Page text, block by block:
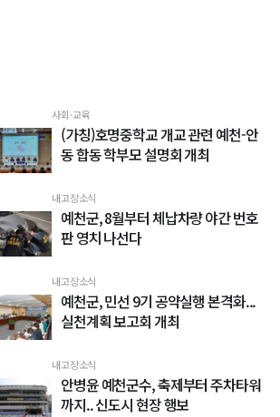
사회·교육
(가칭)호명중학교 개교 관련 예천-안
동 합동 학부모 설명회 개최
내고장소식
예천군, 8월부터 체납차량 야간 번호
판 영치 나선다
내고장소식
예천군, 민선 9기 공약실행 본격화...
실천계획 보고회 개최
내고장소식
안병윤 예천군수, 축제부터 주차타워
까지.. 신도시 현장 행보